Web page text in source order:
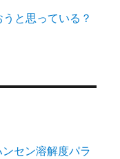
と思っている？
セン溶解度パラ